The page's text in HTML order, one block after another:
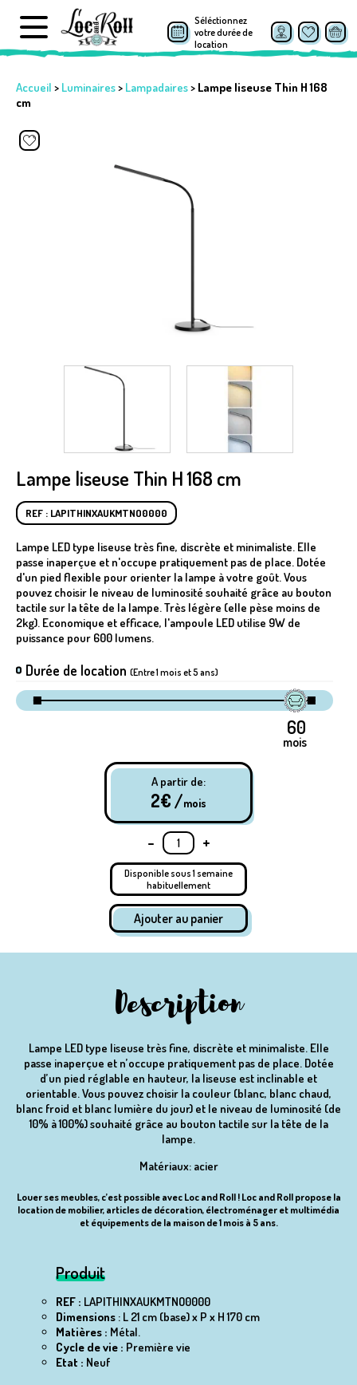
Séléctionnez
votre durée de
location
Accueil > Luminaires> Lampadaires> Lampe liseuse Thin H 168
cm
Lampe liseuse Thin H 168 cm
REF : LAPITHINXAUKMTNO0000
Lampe LED type liseuse très fine, discrète et minimaliste. Elle
passe inaperçue et n'occupe pratiquement pas de place. Dotée
d'un pied flexible pour orienter la lampe à votre goût. Vous
pouvez choisir le niveau de luminosité souhaité grâce au bouton
tactile sur la tête de la lampe. Très légère (elle pèse moins de
2kg). Economique et efficace, l'ampoule LED utilise 9W de
puissance pour 600 lumens.
Durée de location (Entre 1 mois et 5 ans)
mois
A partir de:
2€ /mois
- +
Disponible sous 1 semaine
habituellement
Description
Lampe LED type liseuse très fine, discrète et minimaliste. Elle
passe inaperçue et n’occupe pratiquement pas de place. Dotée
d’un pied réglable en hauteur, la liseuse est inclinable et
orientable. Vous pouvez choisir la couleur (blanc, blanc chaud,
blanc froid et blanc lumière du jour) et le niveau de luminosité (de
10% à 100%) souhaité grâce au bouton tactile sur la tête de la
lampe.
Matériaux: acier
Louer ses meubles, c’est possible avec Loc and Roll ! Loc and Roll propose la
location de mobilier, articles de décoration, électroménager et multimédia
et équipements de la maison de 1 mois à 5 ans.
Produit
REF : LAPITHINXAUKMTNO0000
Dimensions: L 21 cm (base) x P x H 170 cm
Matières : Métal.
Cycle de vie : Première vie
Etat : Neuf